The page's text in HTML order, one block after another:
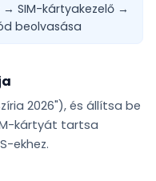
SIM-kártyakezelő →
beolvasása
2026"), és állítsa be
kártyát tartsa
ekhez.